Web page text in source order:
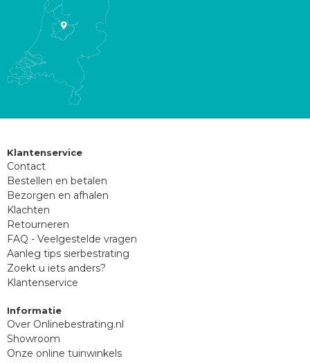
Klantenservice
Contact
Bestellen en betalen
Bezorgen en afhalen
Klachten
Retourneren
FAQ - Veelgestelde vragen
Aanleg tips sierbestrating
Zoekt u iets anders?
Klantenservice
Informatie
Over Onlinebestrating.nl
Showroom
Onze online tuinwinkels